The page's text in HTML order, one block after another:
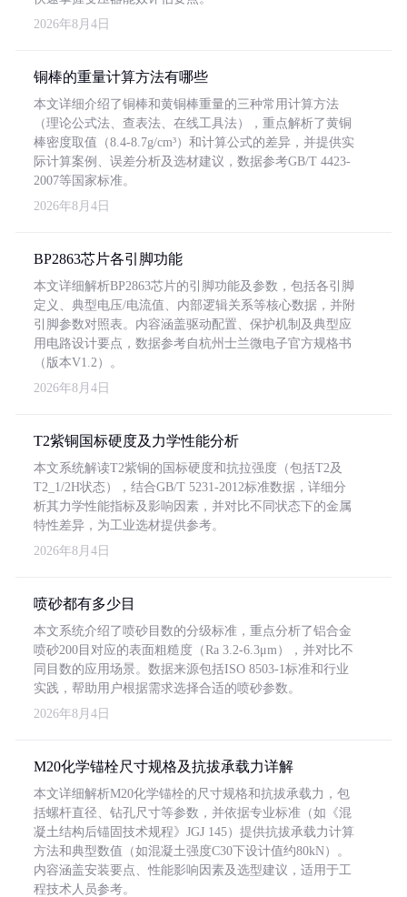
2026年8月4日
铜棒的重量计算方法有哪些
本文详细介绍了铜棒和黄铜棒重量的三种常用计算方法
（理论公式法、查表法、在线工具法），重点解析了黄铜
棒密度取值（8.4-8.7g/cm³）和计算公式的差异，并提供实
际计算案例、误差分析及选材建议，数据参考GB/T 4423-
2007等国家标准。
2026年8月4日
BP2863芯片各引脚功能
本文详细解析BP2863芯片的引脚功能及参数，包括各引脚
定义、典型电压/电流值、内部逻辑关系等核心数据，并附
引脚参数对照表。内容涵盖驱动配置、保护机制及典型应
用电路设计要点，数据参考自杭州士兰微电子官方规格书
（版本V1.2）。
2026年8月4日
T2紫铜国标硬度及力学性能分析
本文系统解读T2紫铜的国标硬度和抗拉强度（包括T2及
T2_1/2H状态），结合GB/T 5231-2012标准数据，详细分
析其力学性能指标及影响因素，并对比不同状态下的金属
特性差异，为工业选材提供参考。
2026年8月4日
喷砂都有多少目
本文系统介绍了喷砂目数的分级标准，重点分析了铝合金
喷砂200目对应的表面粗糙度（Ra 3.2-6.3μm），并对比不
同目数的应用场景。数据来源包括ISO 8503-1标准和行业
实践，帮助用户根据需求选择合适的喷砂参数。
2026年8月4日
M20化学锚栓尺寸规格及抗拔承载力详解
本文详细解析M20化学锚栓的尺寸规格和抗拔承载力，包
括螺杆直径、钻孔尺寸等参数，并依据专业标准（如《混
凝土结构后锚固技术规程》JGJ 145）提供抗拔承载力计算
方法和典型数值（如混凝土强度C30下设计值约80kN）。
内容涵盖安装要点、性能影响因素及选型建议，适用于工
程技术人员参考。